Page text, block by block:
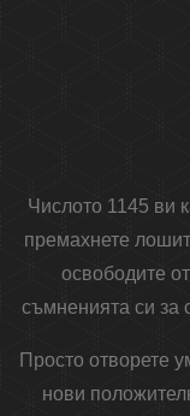
Числото 1145 ви
премахнете
освободите
съмненията си за
Просто отворете
нови